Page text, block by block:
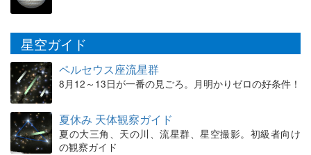
星空ガイド
ペルセウス座流星群
8月12～13日が一番の見ごろ。月明かりゼロの好条件！
夏休み 天体観察ガイド
夏の大三角、天の川、流星群、星空撮影。初級者向け
の観察ガイド